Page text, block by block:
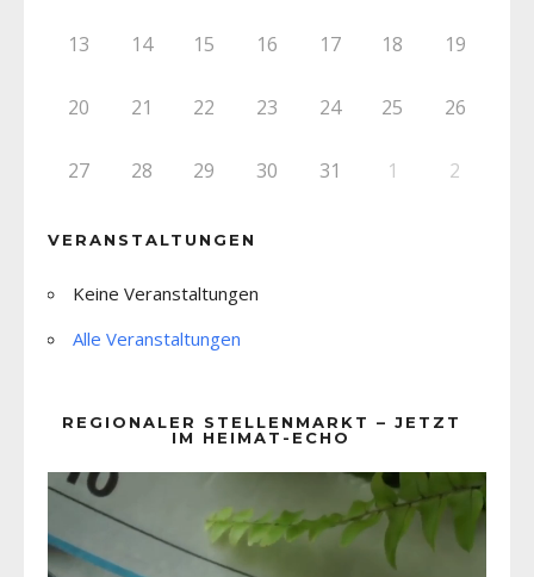
13 14 15 16 17 18 19
20 21 22 23 24 25 26
27 28 29 30 31 1 2
VERANSTALTUNGEN
Keine Veranstaltungen
Alle Veranstaltungen
REGIONALER STELLENMARKT – JETZT
IM HEIMAT-ECHO
Player